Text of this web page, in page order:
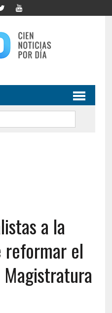
a la
reformar el